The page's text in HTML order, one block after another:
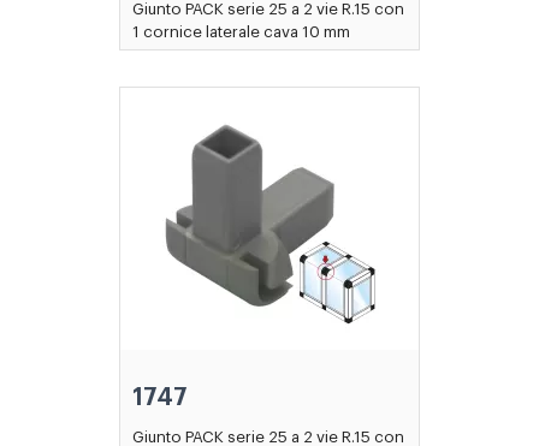
Giunto PACK serie 25 a 2 vie R.15 con
1 cornice laterale cava 10 mm
1747
Giunto PACK serie 25 a 2 vie R.15 con